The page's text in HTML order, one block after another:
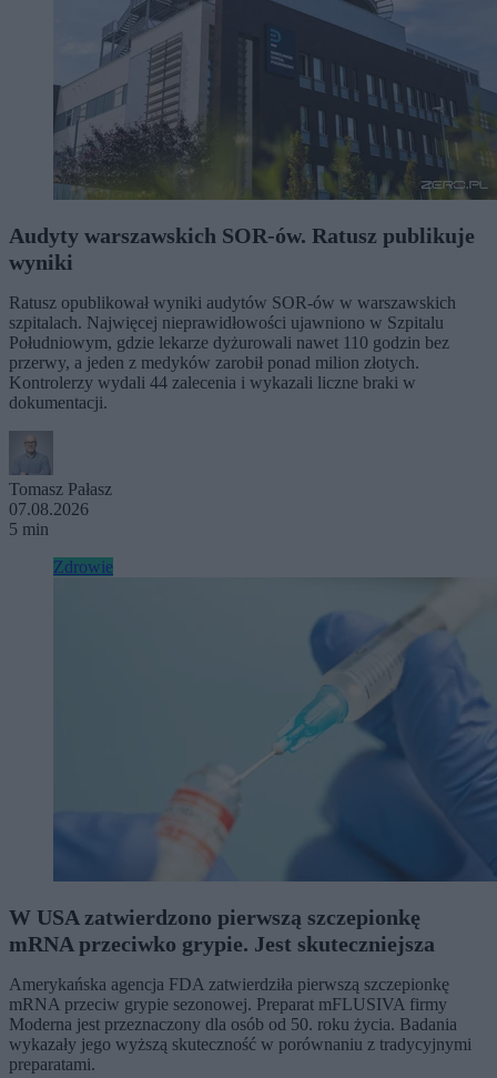
Audyty warszawskich SOR-ów. Ratusz publikuje
wyniki
Ratusz opublikował wyniki audytów SOR-ów w warszawskich
szpitalach. Najwięcej nieprawidłowości ujawniono w Szpitalu
Południowym, gdzie lekarze dyżurowali nawet 110 godzin bez
przerwy, a jeden z medyków zarobił ponad milion złotych.
Kontrolerzy wydali 44 zalecenia i wykazali liczne braki w
dokumentacji.
Tomasz Pałasz
07.08.2026
5 min
Zdrowie
W USA zatwierdzono pierwszą szczepionkę
mRNA przeciwko grypie. Jest skuteczniejsza
Amerykańska agencja FDA zatwierdziła pierwszą szczepionkę
mRNA przeciw grypie sezonowej. Preparat mFLUSIVA firmy
Moderna jest przeznaczony dla osób od 50. roku życia. Badania
wykazały jego wyższą skuteczność w porównaniu z tradycyjnymi
preparatami.